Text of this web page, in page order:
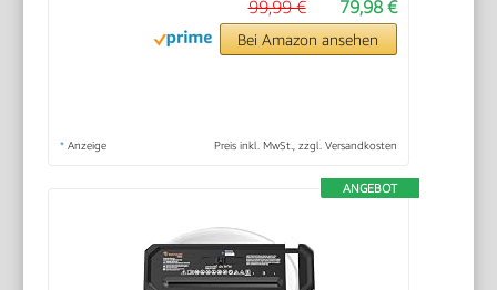
79,98 €
99,99 €
Bei Amazon ansehen
* Anzeige Preis inkl. MwSt., zzgl. Versandkosten
ANGEBOT